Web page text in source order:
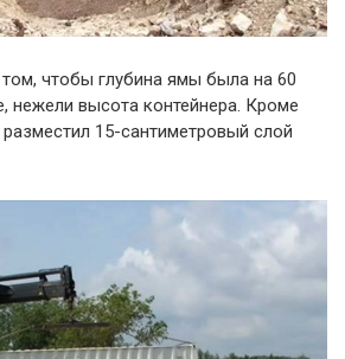
чтобы глубина ямы была на 60
нежели высота контейнера. Кроме
15-сантиметровый слой